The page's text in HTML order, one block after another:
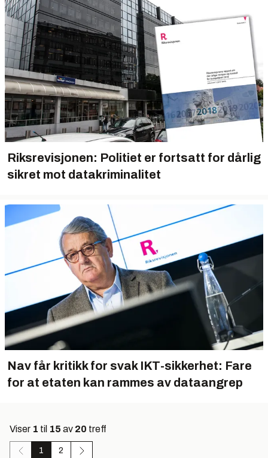
Riksrevisjonen: Politiet er fortsatt for dårlig
sikret mot datakriminalitet
Nav får kritikk for svak IKT-sikkerhet: Fare
for at etaten kan rammes av dataangrep
Viser 1 til 15 av 20 treff
1 2